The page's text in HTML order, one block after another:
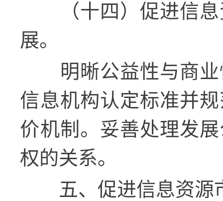
（十四）促进信
展。
明晰公益性与商
信息机构认定标准并
价机制。妥善处理发
权的关系。
五、促进信息资源